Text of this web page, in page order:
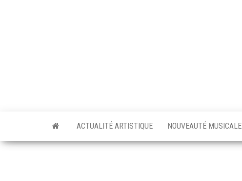
ACTUALITÉ ARTISTIQUE NOUVEAUTÉ MUSICALE